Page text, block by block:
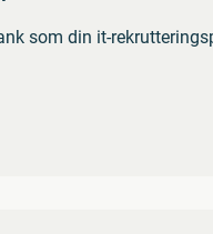
som din it-